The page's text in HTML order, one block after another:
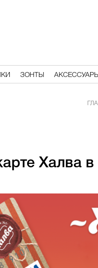
ЗОНТЫ АКСЕССУАРЫ
Халва